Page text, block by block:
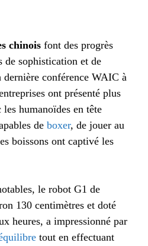
chinois font des progrès
de sophistication et de
conférence WAIC à
ont présenté plus
humanoïdes en tête
de boxer, de jouer au
boissons ont captivé les
le robot G1 de
130 centimètres et doté
heures, a impressionné par
tout en effectuant